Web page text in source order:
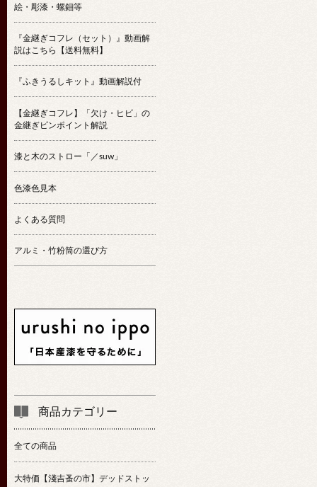
絵・彫漆・螺鈿等
『金継ぎコフレ（セット）』動画解
説はこちら【送料無料】
『ふきうるしキット』動画解説付
【金継ぎコフレ】「欠け・ヒビ」の
金継ぎピンポイント解説
漆と木のストロー「／suw」
色漆色見本
よくある質問
アルミ・竹粉筒の選び方
商品カテゴリー
全ての商品
大特価【淺吉蚤の市】デッドストッ